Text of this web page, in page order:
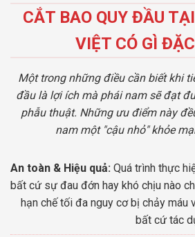
CẮT BAO QUY ĐẦU
VIỆT CÓ GÌ
Một trong những điều cần biết khi
đầu là lợi ích mà phái nam sẽ đạt
phẫu thuật. Những ưu điểm này
nam một "cậu nhỏ" khỏe
An toàn & Hiệu quả: Quá trình thực
bất cứ sự đau đớn hay khó chịu nào
hạn chế tối đa nguy cơ bị chảy máu
bất cứ tác